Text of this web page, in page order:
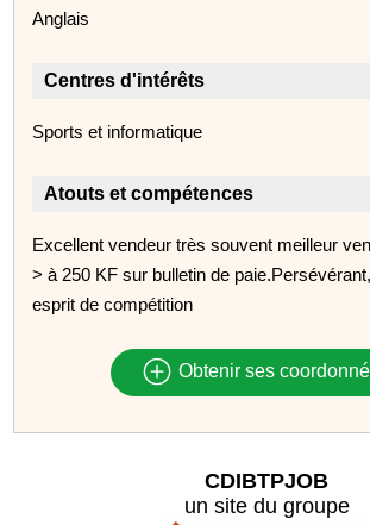
Anglais
Centres d'intérêts
Sports et informatique
Atouts et compétences
Excellent vendeur très souvent meilleur
> à 250 KF sur bulletin de
esprit de compétition
Obtenir ses
CDIBTPJOB
un site du groupe